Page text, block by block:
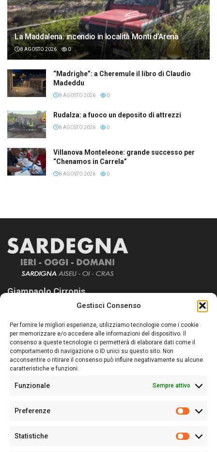
Gestisci Consenso
Per fornire le migliori esperienze, utilizziamo tecnologie come i cookie
per memorizzare e/o accedere alle informazioni del dispositivo. Il
consenso a queste tecnologie ci permetterà di elaborare dati come il
comportamento di navigazione o ID unici su questo sito. Non
acconsentire o ritirare il consenso può influire negativamente su alcune
caratteristiche e funzioni.
Funzionale Sempre attivo
Preferenze
Statistiche
La Maddalena: incendio in località Monti d’Arena
8 AGOSTO 2026 0
“Madrighe”: a Cheremule il libro di Claudio
Madeddu
8 AGOSTO 2026 0
Rudalza: a fuoco un deposito di attrezzi
8 AGOSTO 2026 0
Villanova Monteleone: grande successo per
“Chenamos in Carrela”
8 AGOSTO 2026 0
Giampaolo Cirronis
Sardegna Ieri-Oggi-Domani nasce per informare “liberamente” i
lettori su quanto accade in Sardegna, con un occhio rivolto al
nostro passato e, soprattutto, al nostro futuro
Follow Us
Sede:Via Cristoforo Colombo 09013 Carbonia
Partita IVA02270380922